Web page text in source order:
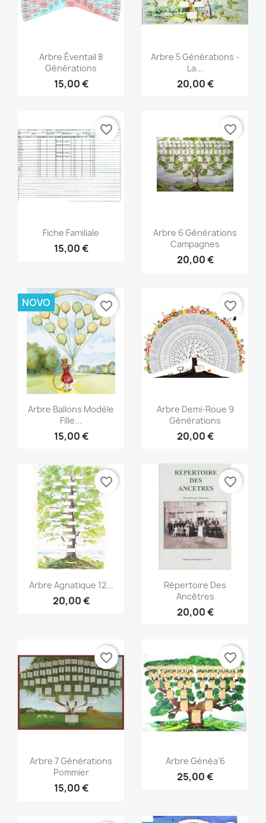
Vista rápida
Arbre Éventail 8
Générations
15,00 €
 Vista rápida
Arbre 5 Générations -
La...
20,00 €
Vista rápida
Fiche Familiale
15,00 €
favorite_border
Vista rápida
Arbre 6 Générations
Campagnes
20,00 €
favorite_border
Vista rápida
Arbre Ballons Modèle
Fille...
15,00 €
NOVO favorite_border
Vista rápida
Arbre Demi-Roue 9
Générations
20,00 €
favorite_border
Vista rápida
Arbre Agnatique 12...
20,00 €
favorite_border
Vista rápida
Répertoire Des
Ancêtres
20,00 €
favorite_border
Vista rápida
Arbre 7 Générations
Pommier
15,00 €
favorite_border
Vista rápida
Arbre Généa'6
25,00 €
favorite_border